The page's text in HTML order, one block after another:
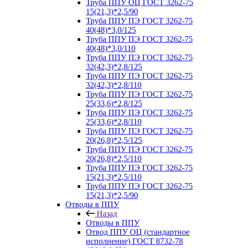
Труба ППУ ОЦ ГОСТ 3262-75
15(21,3)*2,5/90
Труба ППУ ПЭ ГОСТ 3262-75
40(48)*3,0/125
Труба ППУ ПЭ ГОСТ 3262-75
40(48)*3,0/110
Труба ППУ ПЭ ГОСТ 3262-75
32(42,3)*2,8/125
Труба ППУ ПЭ ГОСТ 3262-75
32(42,3)*2,8/110
Труба ППУ ПЭ ГОСТ 3262-75
25(33,6)*2,8/125
Труба ППУ ПЭ ГОСТ 3262-75
25(33,6)*2,8/110
Труба ППУ ПЭ ГОСТ 3262-75
20(26,8)*2,5/125
Труба ППУ ПЭ ГОСТ 3262-75
20(26,8)*2,5/110
Труба ППУ ПЭ ГОСТ 3262-75
15(21,3)*2,5/110
Труба ППУ ПЭ ГОСТ 3262-75
15(21,3)*2,5/90
Отводы в ППУ
Назад
Отводы в ППУ
Отвод ППУ ОЦ (стандартное
исполнение) ГОСТ 8732-78